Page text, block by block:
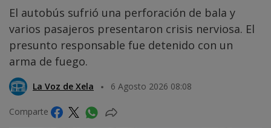
El autobús sufrió una perforación de bala y
varios pasajeros presentaron crisis nerviosa. El
presunto responsable fue detenido con un
arma de fuego.
La Voz de Xela 6 Agosto 2026 08:08
Comparte